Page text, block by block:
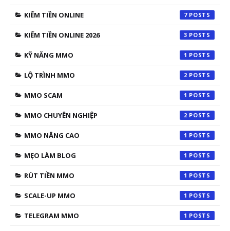
KIẾM TIỀN ONLINE 7
KIẾM TIỀN ONLINE 2026 3
KỸ NĂNG MMO 1
LỘ TRÌNH MMO 2
MMO SCAM 1
MMO CHUYÊN NGHIỆP 2
MMO NÂNG CAO 1
MẸO LÀM BLOG 1
RÚT TIỀN MMO 1
SCALE-UP MMO 1
TELEGRAM MMO 1